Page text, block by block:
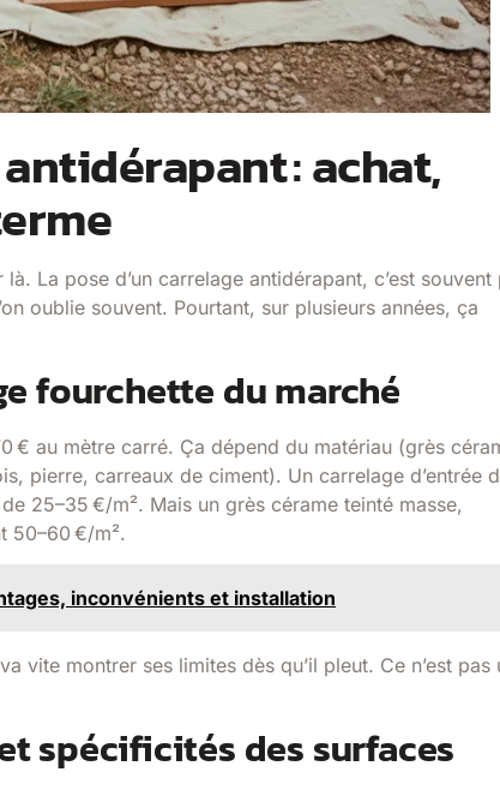
: achat,
La pose d’un carrelage antidérapant, c’est souvent
oublie souvent. Pourtant, sur plusieurs années, ça
fourchette du marché
€ au mètre carré. Ça dépend du matériau (grès
pierre, carreaux de ciment). Un carrelage d’entrée
25–35 €/m². Mais un grès cérame teinté masse,
50–60 €/m².
inconvénients et installation
vite montrer ses limites dès qu’il pleut. Ce n’est pas
spécificités des surfaces